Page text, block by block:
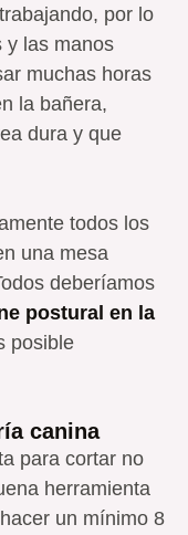
por lo
y las manos
muchas horas
la bañera,
dura y que
todos los
una mesa
deberíamos
postural en la
posible
canina
para cortar no
herramienta
un mínimo 8